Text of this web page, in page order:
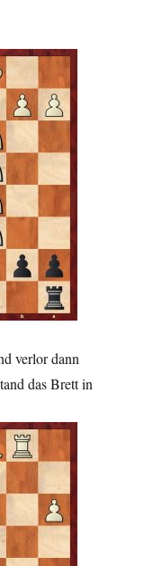
verlor dann
das Brett in